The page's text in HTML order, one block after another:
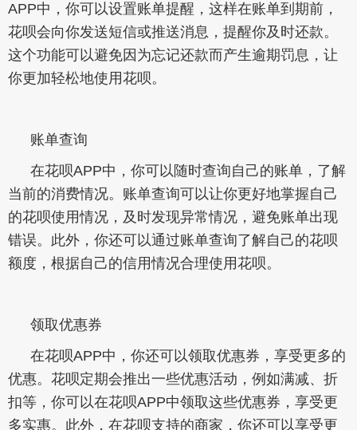
APP中，你可以设置账单提醒，这样在账单到期前，
花呗会向你发送短信或推送消息，提醒你及时还款。
这个功能可以避免因为忘记还款而产生逾期罚息，让
你更加轻松地使用花呗。
账单查询
在花呗APP中，你可以随时查询自己的账单，了解
当前的消费情况。账单查询可以让你更好地掌握自己
的花呗使用情况，及时发现异常情况，避免账单出现
错误。此外，你还可以通过账单查询了解自己的花呗
额度，根据自己的信用情况合理使用花呗。
领取优惠券
在花呗APP中，你还可以领取优惠券，享受更多的
优惠。花呗定期会推出一些优惠活动，例如满减、折
扣等，你可以在花呗APP中领取这些优惠券，享受更
多实惠。此外，在花呗支持的商家，你还可以享受更